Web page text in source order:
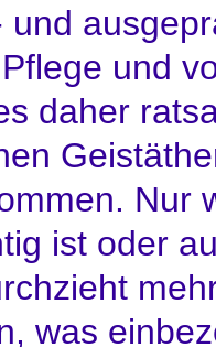
und
und
daher
Nur
ist oder
was